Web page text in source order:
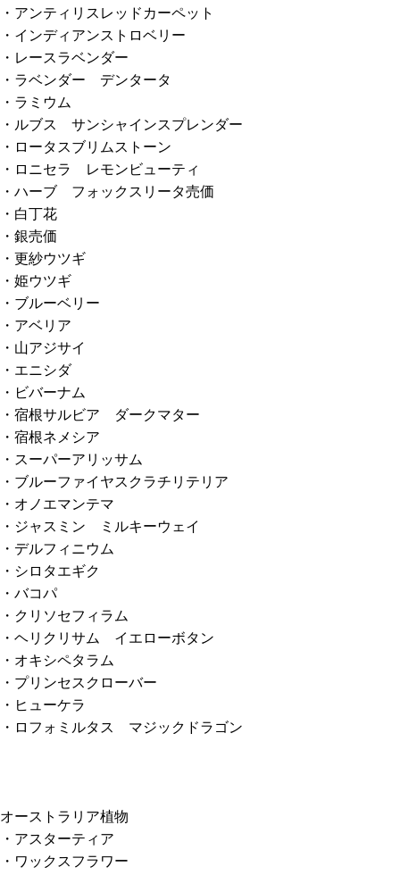
・アンティリスレッドカーペット
・インディアンストロベリー
・レースラベンダー
・ラベンダー デンタータ
・ラミウム
・ルブス サンシャインスプレンダー
・ロータスブリムストーン
・ロニセラ レモンビューティ
・ハーブ フォックスリータ売価
・白丁花
・銀売価
・更紗ウツギ
・姫ウツギ
・ブルーベリー
・アベリア
・山アジサイ
・エニシダ
・ビバーナム
・宿根サルビア ダークマター
・宿根ネメシア
・スーパーアリッサム
・ブルーファイヤスクラチリテリア
・オノエマンテマ
・ジャスミン ミルキーウェイ
・デルフィニウム
・シロタエギク
・バコパ
・クリソセフィラム
・ヘリクリサム イエローボタン
・オキシペタラム
・プリンセスクローバー
・ヒューケラ
・ロフォミルタス マジックドラゴン
オーストラリア植物
・アスターティア
・ワックスフラワー